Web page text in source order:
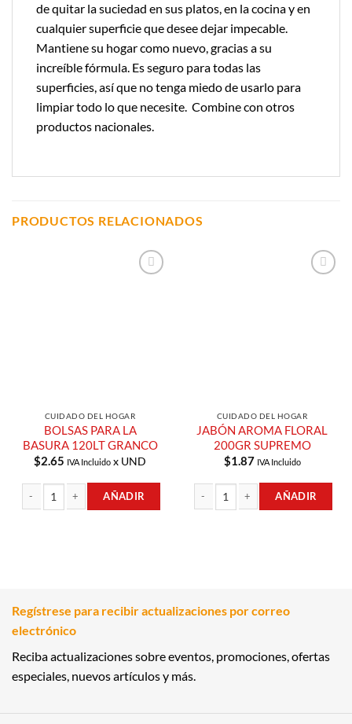
de quitar la suciedad en sus platos, en la cocina y en
cualquier superficie que desee dejar impecable.
Mantiene su hogar como nuevo, gracias a su
increíble fórmula. Es seguro para todas las
superficies, así que no tenga miedo de usarlo para
limpiar todo lo que necesite. Combine con otros
productos nacionales.
PRODUCTOS RELACIONADOS
CUIDADO DEL HOGAR
BOLSAS PARA LA
BASURA 120LT GRANCO
$2.65 IVA Incluido x UND
AÑADIR
CUIDADO DEL HOGAR
JABÓN AROMA FLORAL
200GR SUPREMO
$1.87 IVA Incluido
AÑADIR
Regístrese para recibir actualizaciones por correo
electrónico
Reciba actualizaciones sobre eventos, promociones, ofertas
especiales, nuevos artículos y más.